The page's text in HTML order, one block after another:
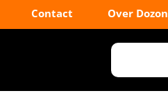
Contact Over Dozon